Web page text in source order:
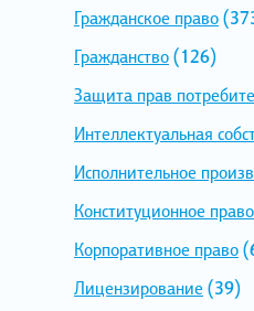
Гражданское право
Гражданство(126)
Защита прав
Интеллектуальная
Исполнительное
Конституционное право
Корпоративное право
Лицензирование (39)